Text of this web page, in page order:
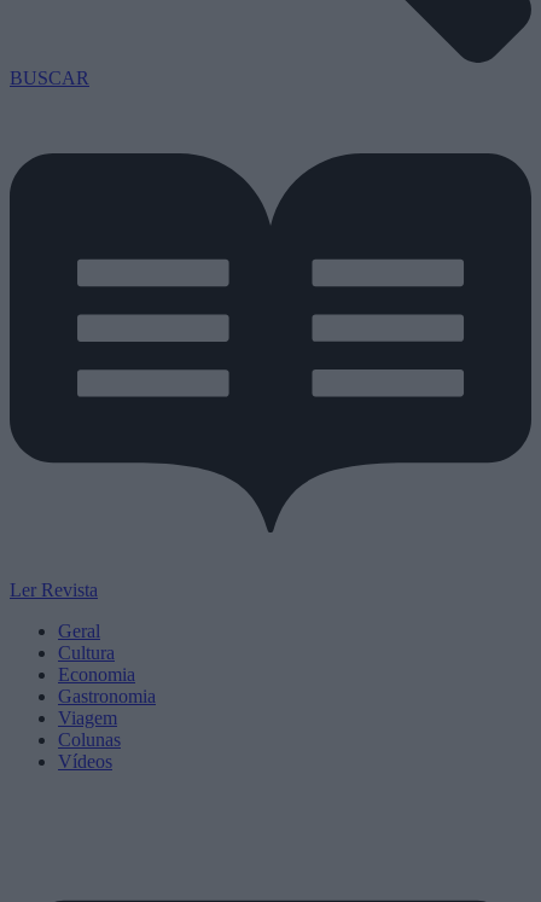
BUSCAR
Ler Revista
Geral
Cultura
Economia
Gastronomia
Viagem
Colunas
Vídeos